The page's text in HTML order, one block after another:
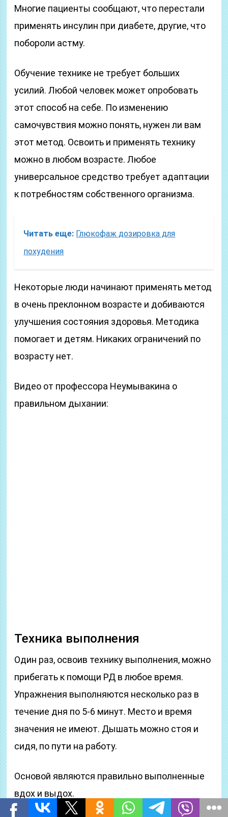
Многие пациенты сообщают, что перестали
применять инсулин при диабете, другие, что
побороли астму.
Обучение технике не требует больших
усилий. Любой человек может опробовать
этот способ на себе. По изменению
самочувствия можно понять, нужен ли вам
этот метод. Освоить и применять технику
можно в любом возрасте. Любое
универсальное средство требует адаптации
к потребностям собственного организма.
Читать еще: Глюкофаж дозировка для
похудения
Некоторые люди начинают применять метод
в очень преклонном возрасте и добиваются
улучшения состояния здоровья. Методика
помогает и детям. Никаких ограничений по
возрасту нет.
Видео от профессора Неумывакина о
правильном дыхании:
Техника выполнения
Один раз, освоив технику выполнения, можно
прибегать к помощи РД в любое время.
Упражнения выполняются несколько раз в
течение дня по 5-6 минут. Место и время
значения не имеют. Дышать можно стоя и
сидя, по пути на работу.
Основой являются правильно выполненные
вдох и выдох.